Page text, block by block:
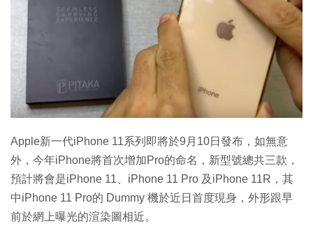
生成式AI與雲端應用
Enterprise Digital Transformation
Apple新一代iPhone 11系列即將於9月10日發布，如無意
外，今年iPhone將首次增加Pro的命名，新型號總共三款，
預計將會是iPhone 11、iPhone 11 Pro 及iPhone 11R，其
中iPhone 11 Pro的 Dummy 機於近日首度現身，外形跟早
前於網上曝光的渲染圖相近。